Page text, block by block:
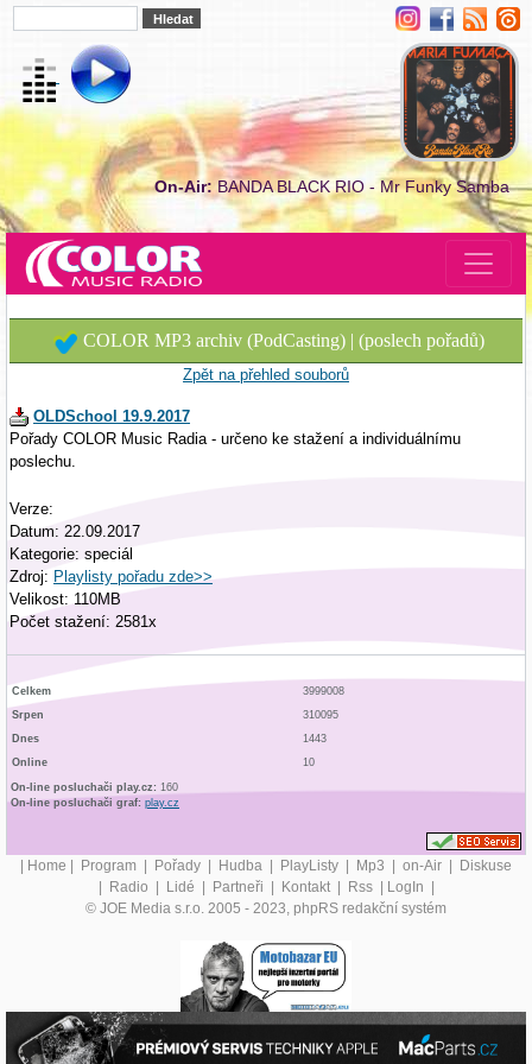
On-Air: BANDA BLACK RIO - Mr Funky Samba
COLOR MP3 archiv (PodCasting) | (poslech pořadů)
Zpět na přehled souborů
OLDSchool 19.9.2017
Pořady COLOR Music Radia - určeno ke stažení a individuálnímu
poslechu.
Verze:
Datum: 22.09.2017
Kategorie: speciál
Zdroj: Playlisty pořadu zde>>
Velikost: 110MB
Počet stažení: 2581x
Celkem
3999008
Srpen
310095
Dnes
1443
Online
10
On-line posluchači play.cz: 160
On-line posluchači graf: play.cz
| Home | Program | Pořady | Hudba | PlayListy | Mp3 | on-Air | Diskuse
| Radio | Lidé | Partneři | Kontakt | Rss | LogIn |
© JOE Media s.r.o. 2005 - 2023, phpRS redakční systém